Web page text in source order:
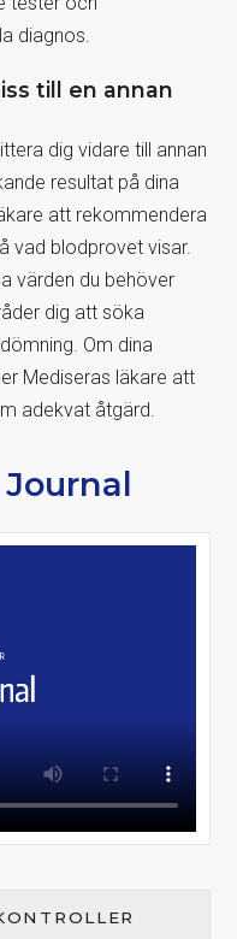
diagnos.
till en annan
dig vidare till annan
resultat på dina
att rekommendera
vad blodprovet visar.
värden du behöver
dig att söka
Om dina
Mediseras läkare att
adekvat åtgärd.